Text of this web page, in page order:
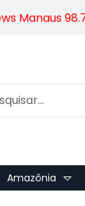
Manaus
Amazônia